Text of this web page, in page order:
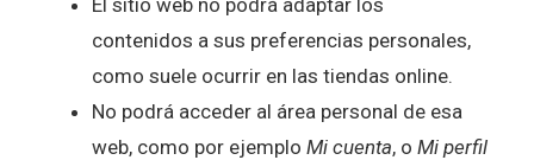
El sitio web no podrá adaptar los
contenidos a sus preferencias personales,
como suele ocurrir en las tiendas online.
No podrá acceder al área personal de esa
web, como por ejemploMi cuenta, oMi perfil